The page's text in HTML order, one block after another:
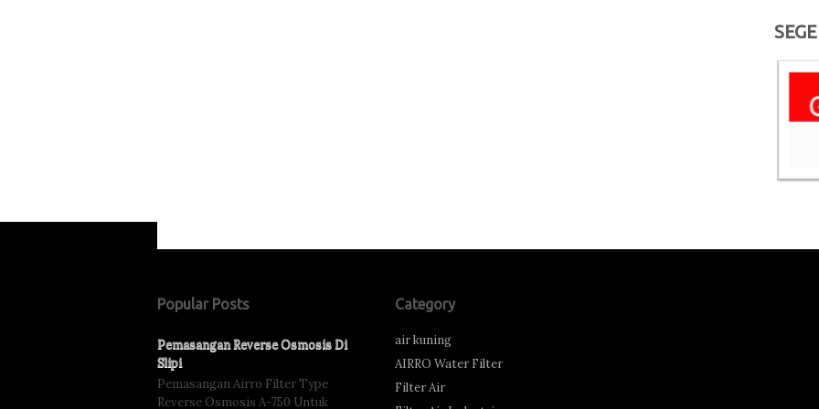
Popular Posts
Pemasangan Reverse Osmosis Di
Slipi
Pemasangan Airro Filter Type
Reverse Osmosis A-750 Untuk
Category
air kuning
AIRRO Water Filter
Filter Air